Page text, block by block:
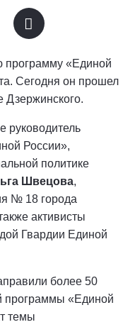
«Единой
Сегодня он прошел
руководитель
России»,
политике
Швецова,
№ 18 города
активисты
Гвардии Единой
более 50
программы «Единой
темы